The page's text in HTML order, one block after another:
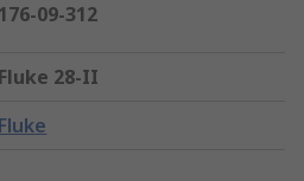
176-09-312
Fluke 28-II
Fluke